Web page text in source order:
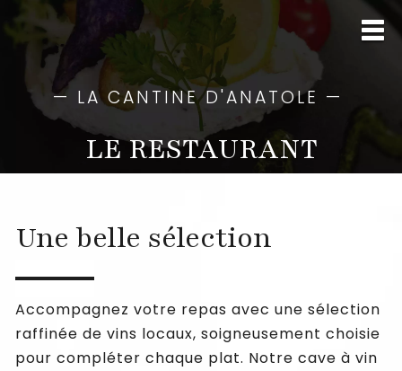
— LA CANTINE D'ANATOLE —
LE RESTAURANT
Une belle sélection
Accompagnez votre repas avec une sélection
raffinée de vins locaux, soigneusement choisie
pour compléter chaque plat. Notre cave à vin